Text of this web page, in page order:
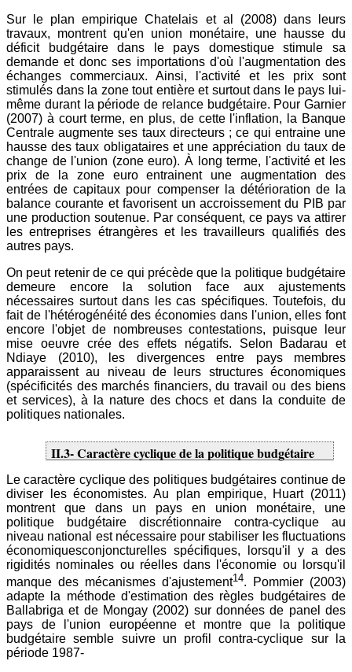
Sur le plan empirique Chatelais et al (2008) dans leurs
travaux, montrent qu'en union monétaire, une hausse du
déficit budgétaire dans le pays domestique stimule sa
demande et donc ses importations d'où l'augmentation des
échanges commerciaux. Ainsi, l'activité et les prix sont
stimulés dans la zone tout entière et surtout dans le pays lui-
même durant la période de relance budgétaire. Pour Garnier
(2007) à court terme, en plus, de cette l'inflation, la Banque
Centrale augmente ses taux directeurs ; ce qui entraine une
hausse des taux obligataires et une appréciation du taux de
change de l'union (zone euro). À long terme, l'activité et les
prix de la zone euro entrainent une augmentation des
entrées de capitaux pour compenser la détérioration de la
balance courante et favorisent un accroissement du PIB par
une production soutenue. Par conséquent, ce pays va attirer
les entreprises étrangères et les travailleurs qualifiés des
autres pays.
On peut retenir de ce qui précède que la politique budgétaire
demeure encore la solution face aux ajustements
nécessaires surtout dans les cas spécifiques. Toutefois, du
fait de l'hétérogénéité des économies dans l'union, elles font
encore l'objet de nombreuses contestations, puisque leur
mise oeuvre crée des effets négatifs. Selon Badarau et
Ndiaye (2010), les divergences entre pays membres
apparaissent au niveau de leurs structures économiques
(spécificités des marchés financiers, du travail ou des biens
et services), à la nature des chocs et dans la conduite de
politiques nationales.
II.3- Caractère cyclique de la politique budgétaire
Le caractère cyclique des politiques budgétaires continue de
diviser les économistes. Au plan empirique, Huart (2011)
montrent que dans un pays en union monétaire, une
politique budgétaire discrétionnaire contra-cyclique au
niveau national est nécessaire pour stabiliser les fluctuations
économiquesconjoncturelles spécifiques, lorsqu'il y a des
rigidités nominales ou réelles dans l'économie ou lorsqu'il
manque des mécanismes d'ajustement14. Pommier (2003)
adapte la méthode d'estimation des règles budgétaires de
Ballabriga et de Mongay (2002) sur données de panel des
pays de l'union européenne et montre que la politique
budgétaire semble suivre un profil contra-cyclique sur la
période 1987-